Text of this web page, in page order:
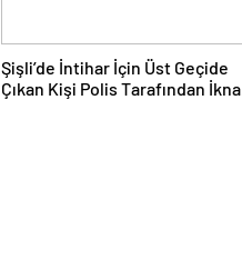
Şişli’de İntihar İçin Üst Geçide
Çıkan Kişi Polis Tarafından İkna